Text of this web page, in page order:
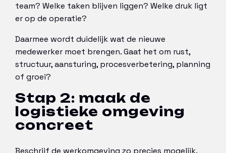
team? Welke taken blijven liggen? Welke druk ligt
er op de operatie?
Daarmee wordt duidelijk wat de nieuwe
medewerker moet brengen. Gaat het om rust,
structuur, aansturing, procesverbetering, planning
of groei?
Stap 2: maak de
logistieke omgeving
concreet
Beschrijf de werkomgeving zo precies mogelijk.